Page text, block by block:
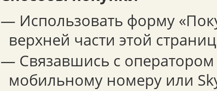
— Использовать форму
верхней части этой
— Связавшись с оператором
мобильному номеру или